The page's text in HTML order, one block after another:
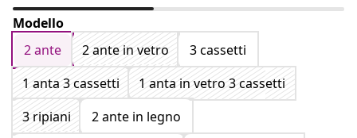
Modello
2 ante
2 ante in vetro
3 cassetti
1 anta 3 cassetti
1 anta in vetro 3 cassetti
3 ripiani
2 ante in legno